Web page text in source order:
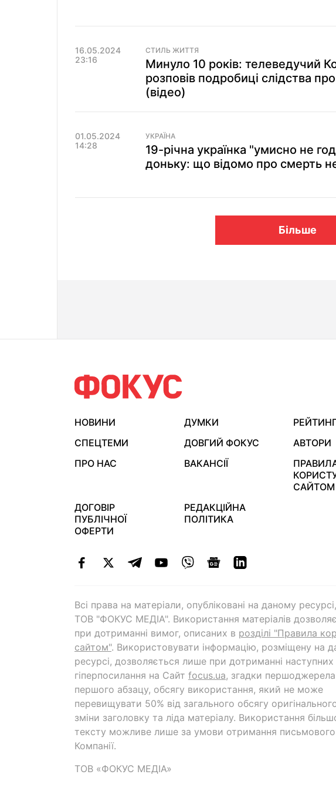
16.05.2024
23:16
СТИЛЬ ЖИТТЯ
Минуло 10 років: телеведучий
розповів подробиці слідства
(відео)
01.05.2024
14:28
УКРАЇНА
19-річна українка "умисно не
доньку: що відомо про смерть
Більше
НОВИНИ ДУМКИ
СПЕЦТЕМИ
ДОВГИЙ ФОКУС
АВТОРИ
ПРО НАС
ВАКАНСІЇ
САЙТОМ
ДОГОВІР
ПУБЛІЧНОЇ
ОФЕРТИ
РЕДАКЦІЙНА
ПОЛІТИКА
Всі права на матеріали, опубліковані на даному
ТОВ "ФОКУС МЕДІА". Використання матеріалів
при дотриманні вимог, описаних в розділі "Правила
сайтом". Використовувати інформацію, розміщену на
ресурсі, дозволяється лише при дотриманні
гіперпосилання на Cайт focus.ua, згадки
першого абзацу, обсягу використання, який не може
перевищувати 50% від загального обсягу
зміни заголовку та ліда матеріалу. Використання
тексту можливе лише за умови отримання
Компанії.
ТОВ «ФОКУС МЕДІА»